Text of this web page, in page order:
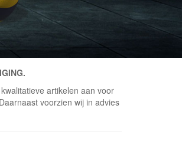
artikelen aan voor
voorzien wij in advies